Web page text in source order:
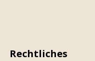
Rechtliches